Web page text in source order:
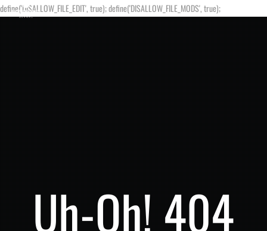
define('DISALLOW_FILE_EDIT', true); define('DISALLOW_FILE_MODS', true);
Uh-Oh! 404